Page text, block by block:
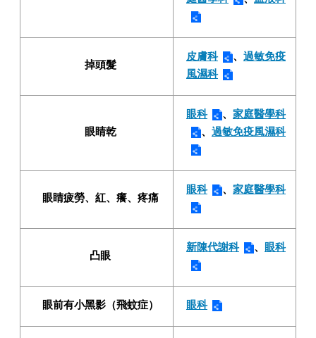
掉頭髮
皮膚科 、 過敏免疫
風濕科
眼睛乾
眼科 、 家庭醫學科
、 過敏免疫風濕科
眼睛疲勞、紅、癢、疼痛
眼科 、 家庭醫學科
凸眼
新陳代謝科 、 眼科
眼前有小黑影（飛蚊症） 眼科